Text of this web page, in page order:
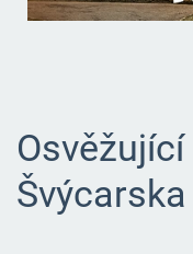
Švýcarska